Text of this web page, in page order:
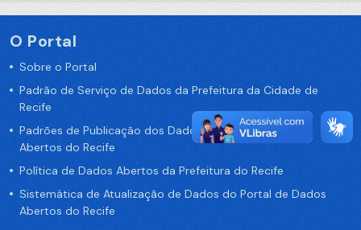
O Portal
Sobre o Portal
Padrão de Serviço de Dados da Prefeitura da Cidade de
Recife
Padrões de Publicação dos Dados no Portal de Dados
Abertos do Recife
Política de Dados Abertos da Prefeitura do Recife
Sistemática de Atualização de Dados do Portal de Dados
Abertos do Recife